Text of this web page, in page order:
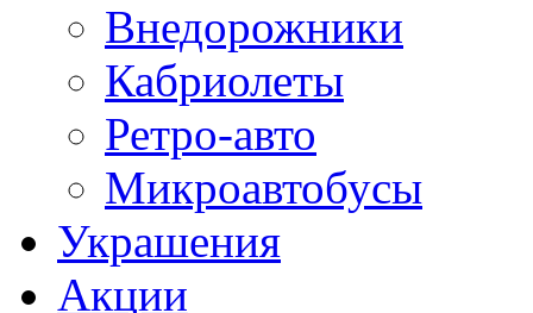
Внедорожники
Кабриолеты
Ретро-авто
Микроавтобусы
Украшения
Акции